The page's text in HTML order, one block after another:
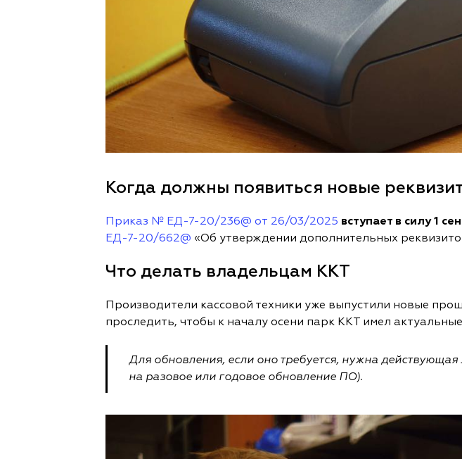
Когда должны появиться новые
Приказ № ЕД-7-20/236@ от 26/03/2025 вступает в силу 1
ЕД-7-20/662@ «Об утверждении дополнительных
Что делать владельцам ККТ
Производители кассовой техники уже выпустили новые
проследить, чтобы к началу осени парк ККТ имел
Для обновления, если оно требуется, нужна
на разовое или годовое обновление ПО).